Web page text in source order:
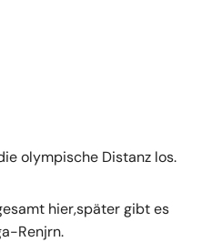
olympische Distanz los.
hier,später gibt es
Renjrn.